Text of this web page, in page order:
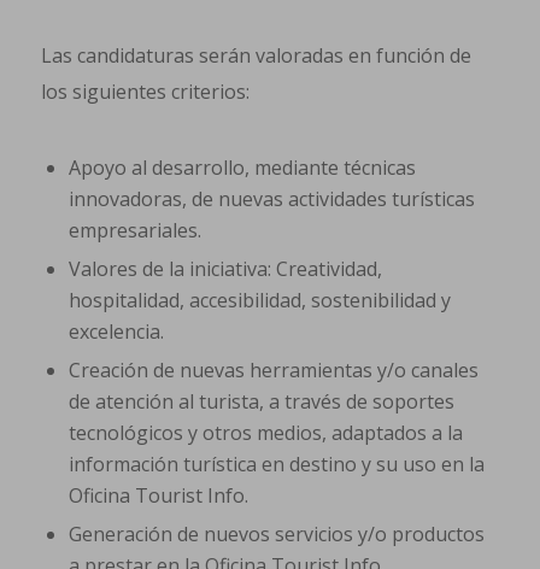
Las candidaturas serán valoradas en función de
los siguientes criterios:
Apoyo al desarrollo, mediante técnicas
innovadoras, de nuevas actividades turísticas
empresariales.
Valores de la iniciativa: Creatividad,
hospitalidad, accesibilidad, sostenibilidad y
excelencia.
Creación de nuevas herramientas y/o canales
de atención al turista, a través de soportes
tecnológicos y otros medios, adaptados a la
información turística en destino y su uso en la
Oficina Tourist Info.
Generación de nuevos servicios y/o productos